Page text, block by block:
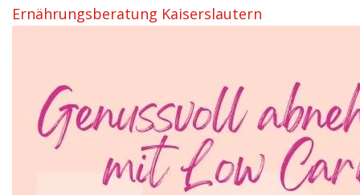
Ernährungsberatung Kaiserslautern